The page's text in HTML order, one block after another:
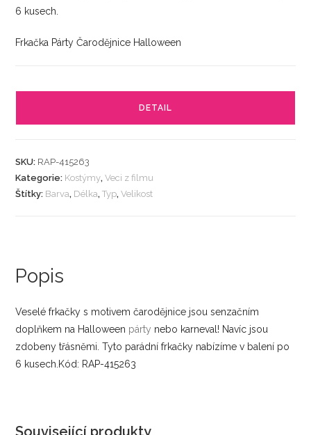
6 kusech.
Frkačka Párty Čarodějnice Halloween
DETAIL
SKU: RAP-415263
Kategorie: Kostýmy,Veci z filmu
Štítky: Barva, Délka,Typ,Velikost
Popis
Veselé frkačky s motivem čarodějnice jsou senzačním
doplňkem na Halloween párty nebo karneval! Navíc jsou
zdobeny třásněmi. Tyto parádní frkačky nabízíme v balení po
6 kusech.Kód: RAP-415263
Související produkty